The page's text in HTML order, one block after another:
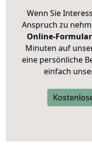
Wenn Sie
Anspruch zu
Online-
Minuten auf
eine persönliche
einfach